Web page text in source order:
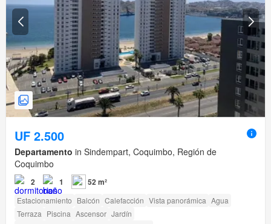
UF 2.500
Departamento in Sindempart, Coquimbo, Región de
Coquimbo
2 1 52 m²
Estacionamiento Balcón Calefacción Vista panorámica Agua
Terraza Piscina Ascensor Jardín